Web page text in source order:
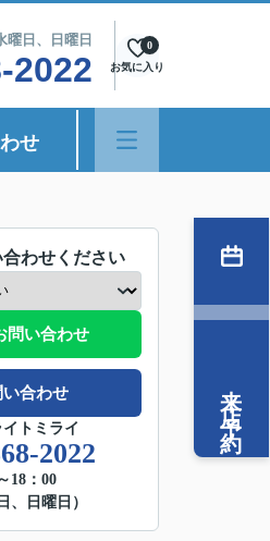
日、日曜日
2022 お気に入り
0
せ
わせください
問い合わせ
合わせ
トミライ
2022
18：00
、日曜日）
来店予約